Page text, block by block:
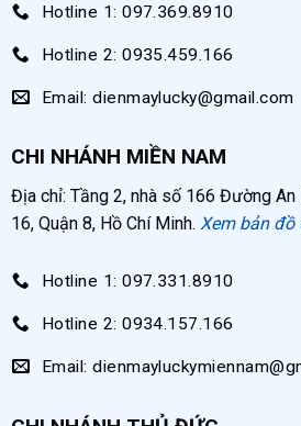
Cụ thể khả năng làm việc của
dầu 6hp:
Công suất 6hp
Dung tích 330 lít
Lưu lượng 600 lít/phút
Hotline 1: 097.369.8910
Hotline 2: 0935.459.166
Email: dienmaylucky@gmail.com
CHI NHÁNH MIỀN NAM
Địa chỉ: Tầng 2, nhà số 166 Đường
16, Quận 8, Hồ Chí Minh. Xem bản đồ
Hotline 1: 097.331.8910
Hotline 2: 0934.157.166
Email: